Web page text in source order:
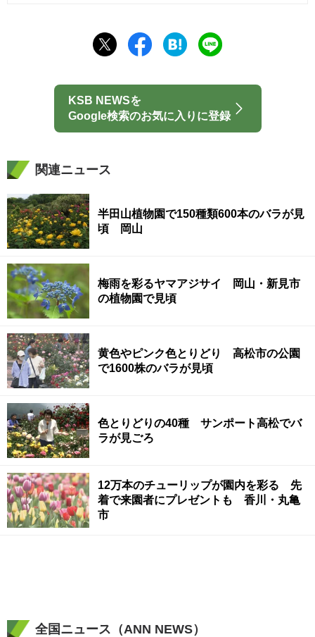
KSB NEWSを
Google検索のお気に入りに登録
関連ニュース
半田山植物園で150種類600本のバラが見
頃 岡山
梅雨を彩るヤマアジサイ 岡山・新見市
の植物園で見頃
黄色やピンク色とりどり 高松市の公園
で1600株のバラが見頃
色とりどりの40種 サンポート高松でバ
ラが見ごろ
12万本のチューリップが園内を彩る 先
着で来園者にプレゼントも 香川・丸亀
市
全国ニュース（ANN NEWS）